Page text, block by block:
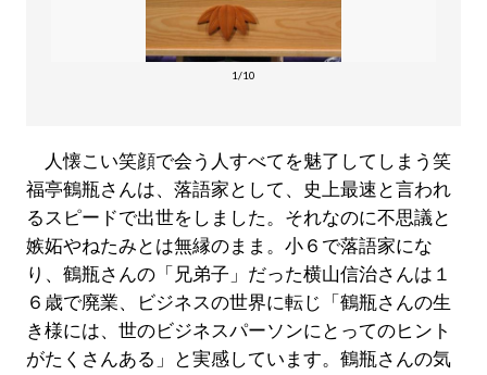
1/10
人懐こい笑顔で会う人すべてを魅了してしまう笑
福亭鶴瓶さんは、落語家として、史上最速と言われ
るスピードで出世をしました。それなのに不思議と
嫉妬やねたみとは無縁のまま。小６で落語家にな
り、鶴瓶さんの「兄弟子」だった横山信治さんは１
６歳で廃業、ビジネスの世界に転じ「鶴瓶さんの生
き様には、世のビジネスパーソンにとってのヒント
がたくさんある」と実感しています。鶴瓶さんの気